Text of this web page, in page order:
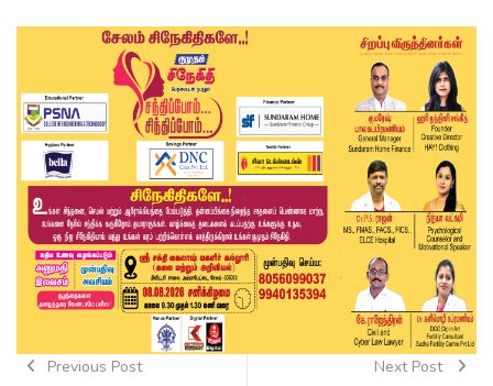
Previous Post Next Post